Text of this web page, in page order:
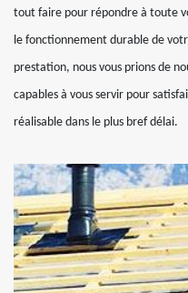
tout faire pour répondre à toute
le fonctionnement durable de
prestation, nous vous prions de
capables à vous servir pour
réalisable dans le plus bref délai.